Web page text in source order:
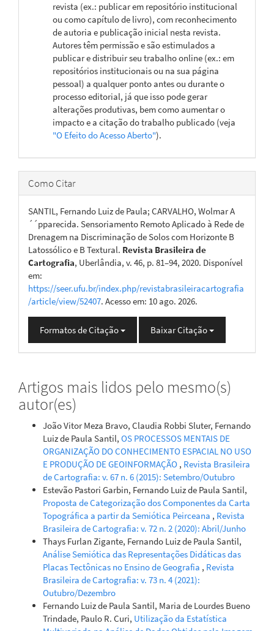
revista (ex.: publicar em repositório institucional
ou como capítulo de livro), com reconhecimento
de autoria e publicação inicial nesta revista.
Autores têm permissão e são estimulados a
publicar e distribuir seu trabalho online (ex.: em
repositórios institucionais ou na sua página
pessoal) a qualquer ponto antes ou durante o
processo editorial, já que isso pode gerar
alterações produtivas, bem como aumentar o
impacto e a citação do trabalho publicado (veja
"O Efeito do Acesso Aberto").
Como Citar
SANTIL, Fernando Luiz de Paula; CARVALHO, Wolmar A
´´pparecida. Sensoriamento Remoto Aplicado à Rede de
Drenagem na Discriminação de Solos com Horizonte B
Latossólico e B Textural. Revista Brasileira de
Cartografia, Uberlândia, v. 46, p. 81–94, 2020. Disponível
em:
https://seer.ufu.br/index.php/revistabrasileiracartografia
/article/view/52407. Acesso em: 10 ago. 2026.
Formatos de Citação Baixar Citação
Artigos mais lidos pelo mesmo(s)
autor(es)
João Vitor Meza Bravo, Claudia Robbi Sluter, Fernando
Luiz de Paula Santil, OS PROCESSOS MENTAIS DE
ORGANIZAÇÃO DO CONHECIMENTO ESPACIAL NO USO
E PRODUÇÃO DE GEOINFORMAÇÃO , Revista Brasileira
de Cartografia: v. 67 n. 6 (2015): Setembro/Outubro
Estevão Pastori Garbin, Fernando Luiz de Paula Santil,
Proposta de Categorização dos Componentes da Carta
Topográfica a partir da Semiótica Peirceana , Revista
Brasileira de Cartografia: v. 72 n. 2 (2020): Abril/Junho
Thays Furlan Zigante, Fernando Luiz de Paula Santil,
Análise Semiótica das Representações Didáticas das
Placas Tectônicas no Ensino de Geografia , Revista
Brasileira de Cartografia: v. 73 n. 4 (2021):
Outubro/Dezembro
Fernando Luiz de Paula Santil, Maria de Lourdes Bueno
Trindade, Paulo R. Curi, Utilização da Estatística